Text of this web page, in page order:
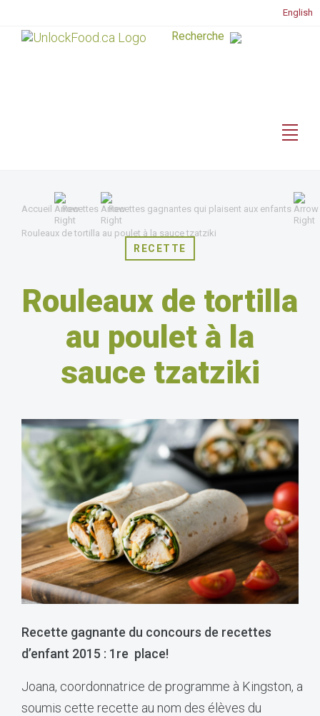
English
Accueil Recettes Recettes gagnantes qui plaisent aux enfants
Rouleaux de tortilla au poulet à la sauce tzatziki
RECETTE
Rouleaux de tortilla
au poulet à la
sauce tzatziki
Recette gagnante du concours de recettes
d’enfant 2015 : 1re place!
Joana, coordonnatrice de programme à Kingston, a
soumis cette recette au nom des élèves du